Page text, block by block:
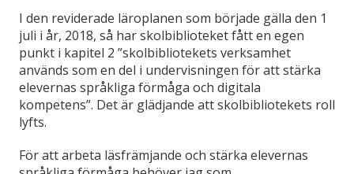
I den reviderade läroplanen som började gälla den 1
juli i år, 2018, så har skolbiblioteket fått en egen
punkt i kapitel 2 ”skolbibliotekets verksamhet
används som en del i undervisningen för att stärka
elevernas språkliga förmåga och digitala
kompetens”. Det är glädjande att skolbibliotekets roll
lyfts.
För att arbeta läsfrämjande och stärka elevernas